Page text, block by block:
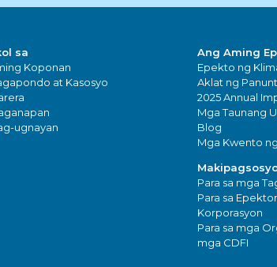
sa
Koponan
at Kasosyo
ugnayan
Ang Aming
Epekto ng
Aklat ng
2025 Annual
Mga Taunang
Blog
Mga Kwento
Para sa mga
Para sa
Korporasyon
Para sa mga
mga CDFI